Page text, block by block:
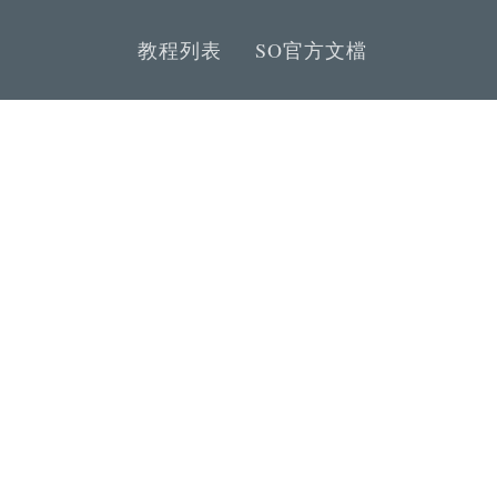
教程列表 SO官方文檔